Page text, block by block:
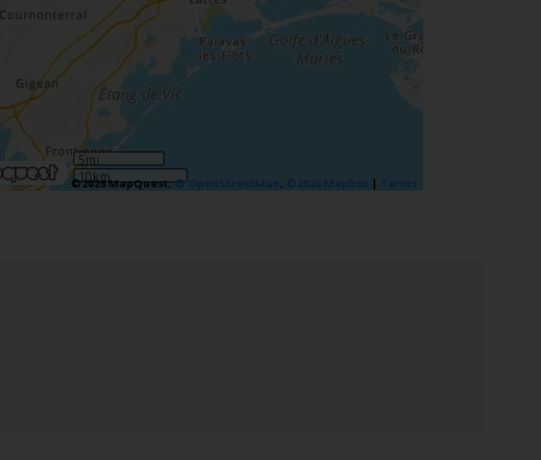
5mi
10km
©2026 MapQuest,© OpenStreetMap , |